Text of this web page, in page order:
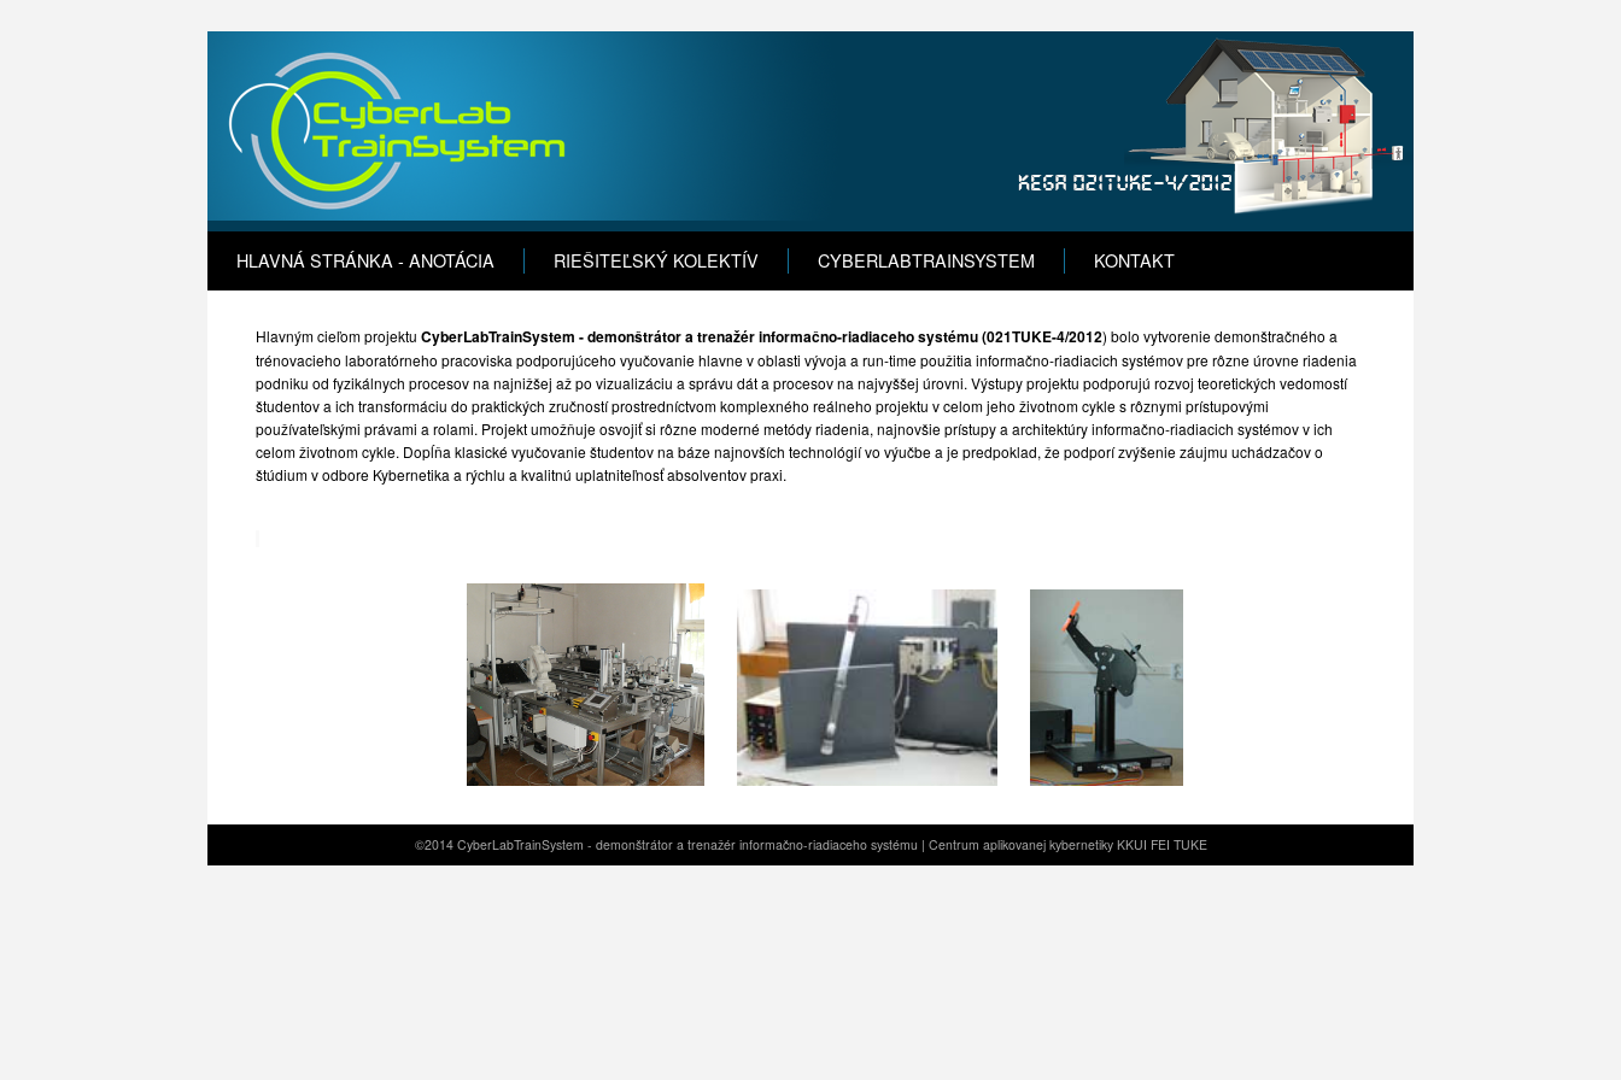
HLAVNÁ STRÁNKA - ANOTÁCIA RIEŠITEĽSKÝ KOLEKTÍV CYBERLABTRAINSYSTEM KONTAKT
Hlavným cieľom projektu CyberLabTrainSystem - demonštrátor a trenažér informačno-riadiaceho systému (021TUKE-4/2012) bolo vytvorenie demonštračného a
trénovacieho laboratórneho pracoviska podporujúceho vyučovanie hlavne v oblasti vývoja a run-time použitia informačno-riadiacich systémov pre rôzne úrovne riadenia
podniku od fyzikálnych procesov na najnižšej až po vizualizáciu a správu dát a procesov na najvyššej úrovni. Výstupy projektu podporujú rozvoj teoretických vedomostí
študentov a ich transformáciu do praktických zručností prostredníctvom komplexného reálneho projektu v celom jeho životnom cykle s rôznymi prístupovými
používateľskými právami a rolami. Projekt umožňuje osvojiť si rôzne moderné metódy riadenia, najnovšie prístupy a architektúry informačno-riadiacich systémov v ich
celom životnom cykle. Dopĺňa klasické vyučovanie študentov na báze najnovších technológií vo výučbe a je predpoklad, že podporí zvýšenie záujmu uchádzačov o
štúdium v odbore Kybernetika a rýchlu a kvalitnú uplatniteľnosť absolventov praxi.
©2014 CyberLabTrainSystem - demonštrátor a trenažér informačno-riadiaceho systému | Centrum aplikovanej kybernetiky KKUI FEI TUKE